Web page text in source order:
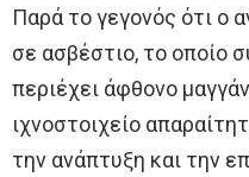
Παρά το γεγονός ότι ο
σε ασβέστιο, το οποίο
περιέχει άφθονο
ιχνοστοιχείο
την ανάπτυξη και την